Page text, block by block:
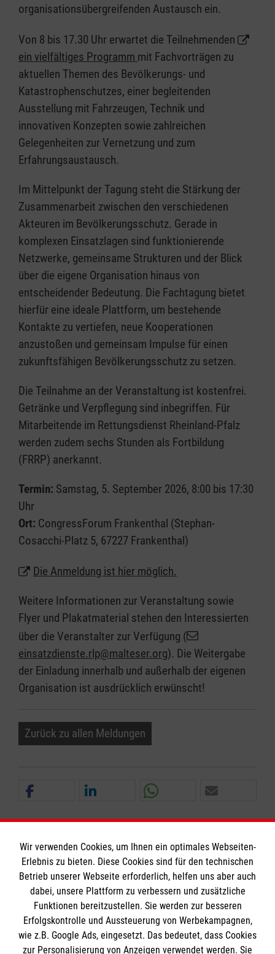
organisationsübergreifenden Austausch ein.
Von 8 bis 17.30 Uhr erwartet die Teilnehmenden
ein vielfältiges Programm mit Fachvorträgen zu
aktuellen Themen des Bevölkerungs- und
Katastrophenschutzes, einer begleitenden
Ausstellung mit Fahrzeugen, Technik und
innovativen Konzepten sowie zahlreichen
Gelegenheiten zur Vernetzung und zum
Erfahrungsaustausch.
Im Mittelpunkt der Tagung steht die Stärkung der
Zusammenarbeit zwischen den verschiedenen
Akteuren im Bevölkerungsschutz. Gerade in
komplexen Einsatzlagen sind funktionierende
Netzwerke, gemeinsame Strukturen und der Blick
über die eigene Organisation hinaus von
entscheidender Bedeutung. Die Fachtagung bietet
hierfür eine ideale Plattform, um bestehende
Kontakte zu vertiefen, neue Kooperationen
anzustoßen und gemeinsam Impulse für einen
zukunftsfähigen Bevölkerungsschutz zu setzen.
Die Teilnahme an der Veranstaltung ist kostenfrei.
Getränke und Verpflegung sind inbegriffen. Für
Mitarbeitende im Rettungsdienst Rheinland-Pfalz
werden zudem sechs Stunden als Fortbildung
(FRRP) anerkannt.
Termin: Samstag, 5. September 2026, 8:00 bis 17:30
Uhr
Ort: CongressForum Frankenthal (Stephan-
Cosacchi-Platz 5, 67227 Frankenthal)
Die Anmeldung ist hier möglich.
Weitere Informationen zur Veranstaltung sowie
Flyer und Plakatmaterial stehen den Interessierten
über die Veranstalter zur Verfügung (
einsatzdienste.rlp@malteser.org). Die Weitergabe
der Einladung innerhalb und außerhalb der eigenen
Organisation ist ausdrücklich erwünscht!
Zurück zu allen Meldungen
Informationen
Impressum
Datenschutz
Die Malteser
Wir verwenden Cookies, um Ihnen ein optimales Webseiten-
Erlebnis zu bieten. Diese Cookies sind für den technischen
Betrieb unserer Webseite erforderlich, helfen uns aber auch
dabei, unsere Plattform zu verbessern und zusätzliche
Funktionen bereitzustellen. Sie werden zur besseren
Erfolgskontrolle und Aussteuerung von Werbekampagnen,
wie z.B. Google Ads, eingesetzt. Das bedeutet, dass Cookies
zur Personalisierung von Anzeigen verwendet werden. Sie